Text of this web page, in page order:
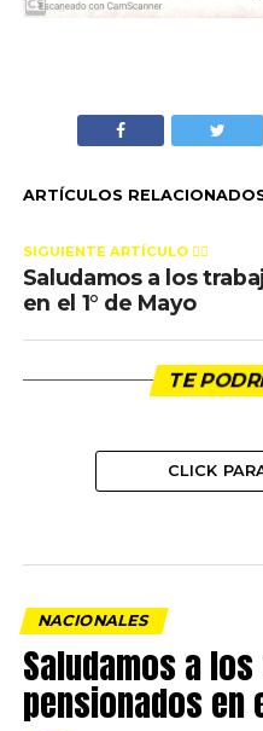
ARTÍCULOS
SIGUIENTE ARTÍCULO 👈🏻
Saludamos a los
en el 1° de Mayo
TE
CLICK
NACIONALES
Saludamos a
pensionados en